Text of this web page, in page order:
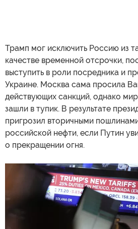
Трамп мог исключить Россию из
качестве временной отсрочки,
выступить в роли посредника и
Украине. Москва сама просила
действующих санкций, однако
зашли в тупик. В результате
пригрозил вторичными
российской нефти, если Путин
о прекращении огня.